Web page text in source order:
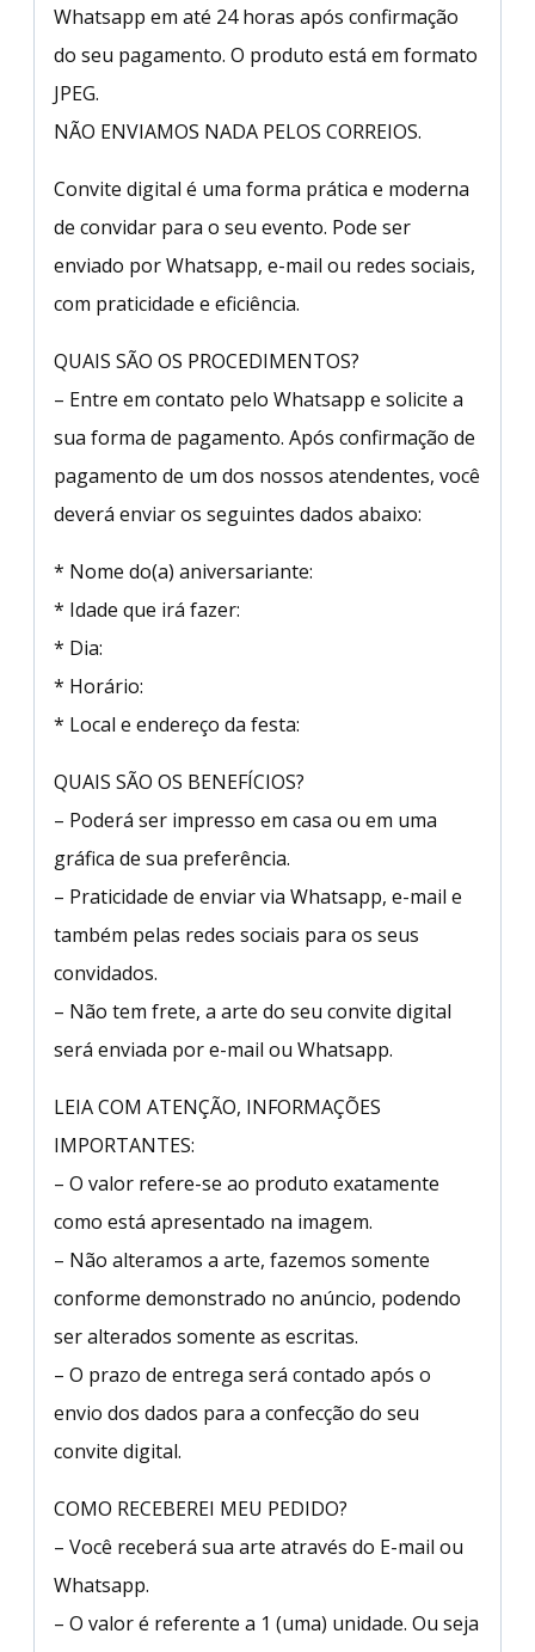
Whatsapp em até 24 horas após confirmação
do seu pagamento. O produto está em formato
JPEG.
NÃO ENVIAMOS NADA PELOS CORREIOS.
Convite digital é uma forma prática e moderna
de convidar para o seu evento. Pode ser
enviado por Whatsapp, e-mail ou redes sociais,
com praticidade e eficiência.
QUAIS SÃO OS PROCEDIMENTOS?
– Entre em contato pelo Whatsapp e solicite a
sua forma de pagamento. Após confirmação de
pagamento de um dos nossos atendentes, você
deverá enviar os seguintes dados abaixo:
* Nome do(a) aniversariante:
* Idade que irá fazer:
* Dia:
* Horário:
* Local e endereço da festa:
QUAIS SÃO OS BENEFÍCIOS?
– Poderá ser impresso em casa ou em uma
gráfica de sua preferência.
– Praticidade de enviar via Whatsapp, e-mail e
também pelas redes sociais para os seus
convidados.
– Não tem frete, a arte do seu convite digital
será enviada por e-mail ou Whatsapp.
LEIA COM ATENÇÃO, INFORMAÇÕES
IMPORTANTES:
– O valor refere-se ao produto exatamente
como está apresentado na imagem.
– Não alteramos a arte, fazemos somente
conforme demonstrado no anúncio, podendo
ser alterados somente as escritas.
– O prazo de entrega será contado após o
envio dos dados para a confecção do seu
convite digital.
COMO RECEBEREI MEU PEDIDO?
– Você receberá sua arte através do E-mail ou
Whatsapp.
– O valor é referente a 1 (uma) unidade. Ou seja